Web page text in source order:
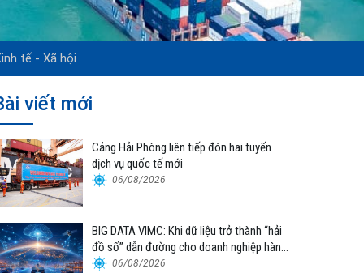
tế - Xã hội
viết mới
Cảng Hải Phòng liên tiếp đón hai tuyến
dịch vụ quốc tế mới
06/08/2026
BIG DATA VIMC: Khi dữ liệu trở thành “hải
đồ số” dẫn đường cho doanh nghiệp hàng
hải 06/08/2026